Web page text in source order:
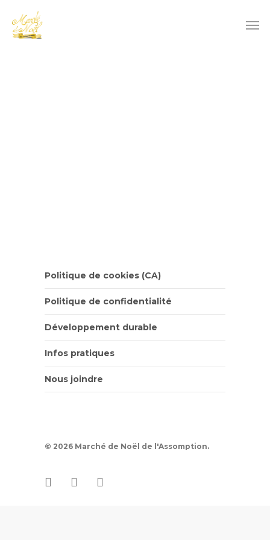
Politique de cookies (CA)
Politique de confidentialité
Développement durable
Infos pratiques
Nous joindre
© 2026 Marché de Noël de l'Assomption.